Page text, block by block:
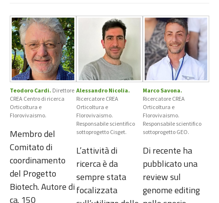
Teodoro Cardi. Direttore
CREA Centro di ricerca
Orticoltura e
Florovivaismo.
Membro del
Comitato di
coordinamento
del Progetto
Biotech. Autore di
ca. 150
Alessandro Nicolia.
Ricercatore CREA
Orticoltura e
Florovivaismo.
Responsabile scientifico
sottoprogetto Cisget.
L’attività di
ricerca è da
sempre stata
focalizzata
Marco Savona.
Ricercatore CREA
Orticoltura e
Florovivaismo.
Responsabile scientifico
sottoprogetto GEO.
Di recente ha
pubblicato una
review sul
genome editing